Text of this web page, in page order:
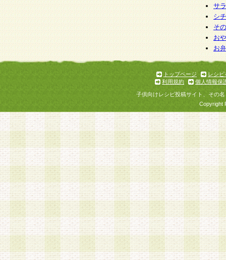
サ
シ
そ
お
お
トップページ
レシピ
利用規約
個人情報保
子供向けレシピ投稿サイト、その
Copyright